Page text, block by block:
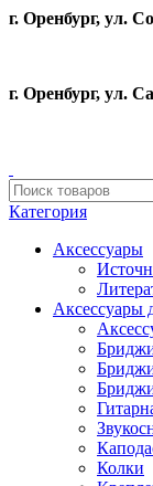
г. Оренбург, ул.
г. Оренбург, ул.
Категория
Аксессуары
Аксессуары
Колки